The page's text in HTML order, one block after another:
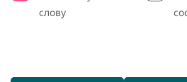
слову